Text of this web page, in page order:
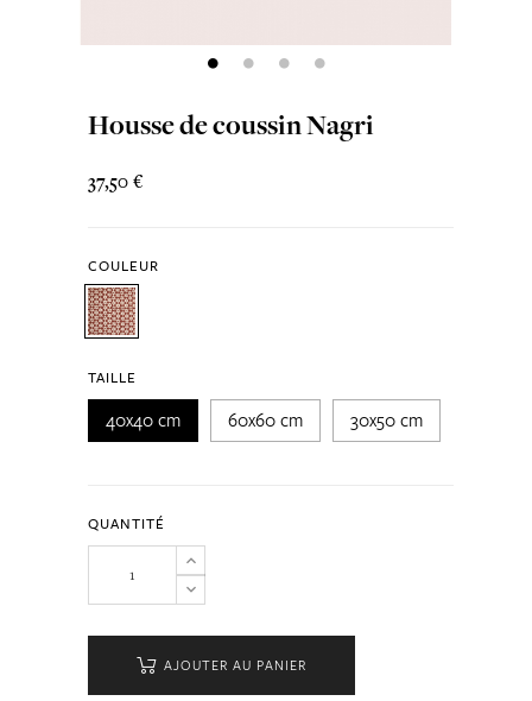
Housse de coussin Nagri
37,50 €
COULEUR
TAILLE
40x40 cm 60x60 cm 30x50 cm
QUANTITÉ
AJOUTER AU PANIER